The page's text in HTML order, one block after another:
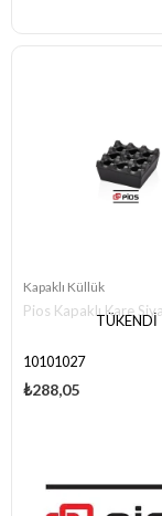
TÜKENDI
Kapaklı Küllük
Pios Kapaklı Kare
10101027
₺288,05